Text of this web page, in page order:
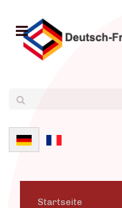
Sprache auswählen
Startseite